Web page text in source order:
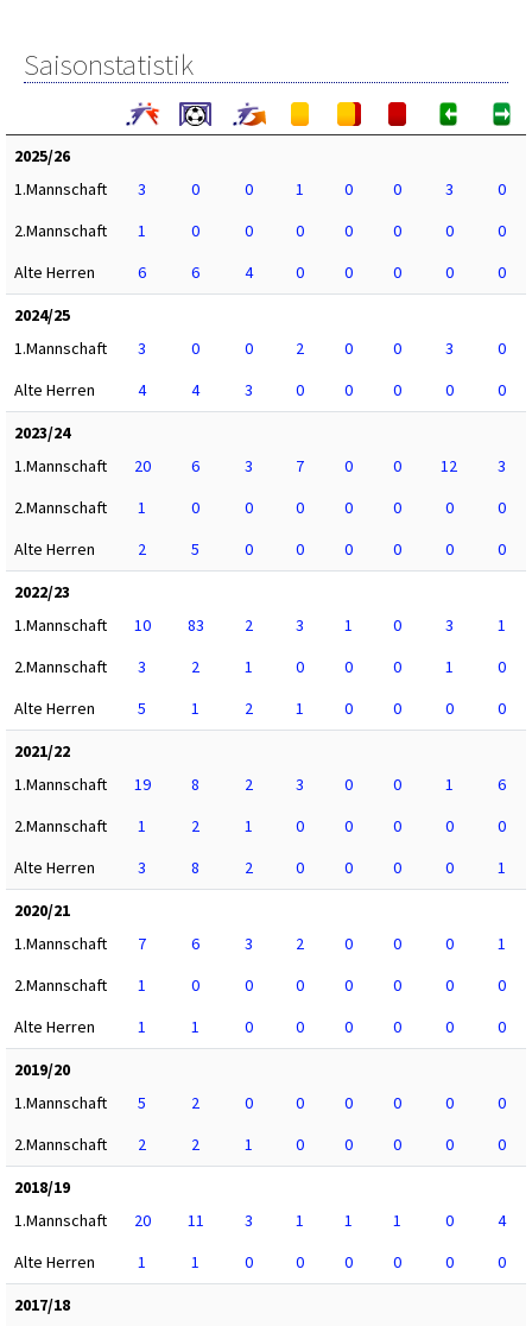
Saisonstatistik
2025/26
1.Mannschaft
3 0 0 1 0 0 3
0
2.Mannschaft
1 0 0 0 0 0 0
0
Alte Herren
6 6 4 0 0 0 0
0
2024/25
1.Mannschaft
3 0 0 2 0 0 3
0
Alte Herren
4 4 3 0 0 0 0
0
2023/24
1.Mannschaft
20 6 3 7 0 0 12
3
2.Mannschaft
1 0 0 0 0 0 0
0
Alte Herren
2 5 0 0 0 0 0
0
2022/23
1.Mannschaft
10 83 2 3 1 0 3
1
2.Mannschaft
3 2 1 0 0 0 1
0
Alte Herren
5 1 2 1 0 0 0
0
2021/22
1.Mannschaft
19 8 2 3 0 0 1
6
2.Mannschaft
1 2 1 0 0 0 0
0
Alte Herren
3 8 2 0 0 0 0
1
2020/21
1.Mannschaft
7 6 3 2 0 0 0
1
2.Mannschaft
1 0 0 0 0 0 0
0
Alte Herren
1 1 0 0 0 0 0
0
2019/20
1.Mannschaft
5 2 0 0 0 0 0
0
2.Mannschaft
2 2 1 0 0 0 0
0
2018/19
1.Mannschaft
20 11 3 1 1 1 0
4
Alte Herren
1 1 0 0 0 0 0
0
2017/18